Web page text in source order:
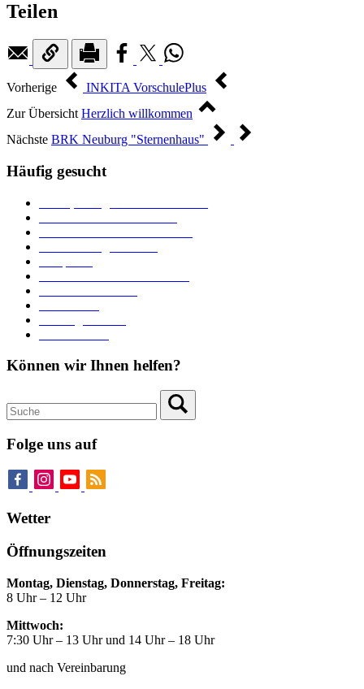
Teilen
Vorherige
INKITA VorschulePlus
Zur Übersicht Herzlich willkommen
Nächste BRK Neuburg "Sternenhaus"
Häufig gesucht
Können wir Ihnen helfen?
Folge uns auf
Wetter
Öffnungszeiten
Montag, Dienstag, Donnerstag, Freitag:
8 Uhr – 12 Uhr
Mittwoch:
7:30 Uhr – 13 Uhr und 14 Uhr – 18 Uhr
und nach Vereinbarung